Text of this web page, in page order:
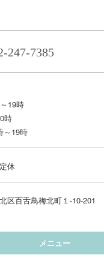
247-7385
19時
時
～19時
休
区百舌鳥梅北町１-10-201
メニュー